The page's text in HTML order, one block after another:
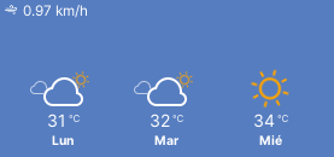
0.97 km/h
31 ℃
Lun
32 ℃
Mar
34 ℃
Mié